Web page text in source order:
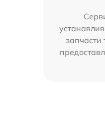
запчасти